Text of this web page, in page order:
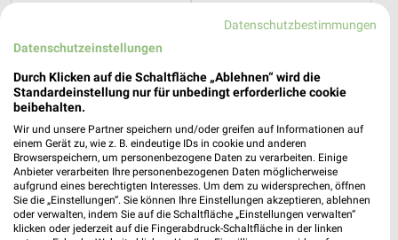
Opti Wohnwelt
Datenschutzbestimmungen
Datenschutzeinstellungen
Durch Klicken auf die Schaltfläche „Ablehnen“ wird die
Standardeinstellung nur für unbedingt erforderliche cookie
beibehalten.
Wir und unsere Partner speichern und/oder greifen auf Informationen auf
einem Gerät zu, wie z. B. eindeutige IDs in cookie und anderen
Browserspeichern, um personenbezogene Daten zu verarbeiten. Einige
Anbieter verarbeiten Ihre personenbezogenen Daten möglicherweise
aufgrund eines berechtigten Interesses. Um dem zu widersprechen, öffnen
Sie die „Einstellungen“. Sie können Ihre Einstellungen akzeptieren, ablehnen
oder verwalten, indem Sie auf die Schaltfläche „Einstellungen verwalten“
klicken oder jederzeit auf die Fingerabdruck-Schaltfläche in der linken